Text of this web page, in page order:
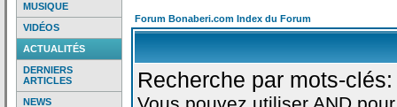
MUSIQUE
VIDÉOS
ACTUALITÉS
DERNIERS
ARTICLES
NEWS
Forum Bonaberi.com Index du Forum
Recherche par mots-clés: